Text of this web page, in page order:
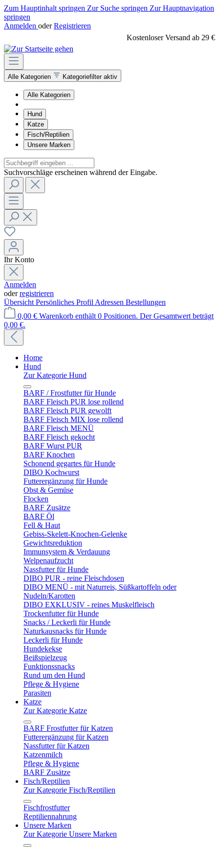
Zum Hauptinhalt springen Zur Suche springen Zur Hauptnavigation
springen
Anmelden oder Registrieren
Kostenloser Versand ab 29 €
Alle Kategorien Kategoriefilter aktiv
Alle Kategorien
Hund
Katze
Fisch/Reptilien
Unsere Marken
Suchvorschläge erscheinen während der Eingabe.
Ihr Konto
Anmelden
oderregistrieren
Übersicht Persönliches Profil Adressen Bestellungen
0,00 € Warenkorb enthält 0 Positionen. Der Gesamtwert beträgt
0,00 €.
Home
Hund
Zur Kategorie Hund
BARF / Frostfutter für Hunde
BARF Fleisch PUR lose rollend
BARF Fleisch PUR gewolft
BARF Fleisch MIX lose rollend
BARF Fleisch MENÜ
BARF Fleisch gekocht
BARF Wurst PUR
BARF Knochen
Schonend gegartes für Hunde
DIBO Kochwurst
Futterergänzung für Hunde
Obst & Gemüse
Flocken
BARF Zusätze
BARF Öl
Fell & Haut
Gebiss-Skelett-Knochen-Gelenke
Gewichtsreduktion
Immunsystem & Verdauung
Welpenaufzucht
Nassfutter für Hunde
DIBO PUR - reine Fleischdosen
DIBO MENÜ - mit Naturreis, Süßkartoffeln oder
Nudeln/Karotten
DIBO EXKLUSIV - reines Muskelfleisch
Trockenfutter für Hunde
Snacks / Leckerli für Hunde
Naturkausnacks für Hunde
Leckerli für Hunde
Hundekekse
Beißspielzeug
Funktionssnacks
Rund um den Hund
Pflege & Hygiene
Parasiten
Katze
Zur Kategorie Katze
BARF Frostfutter für Katzen
Futterergänzung für Katzen
Nassfutter für Katzen
Katzenmilch
Pflege & Hygiene
BARF Zusätze
Fisch/Reptilien
Zur Kategorie Fisch/Reptilien
Fischfrostfutter
Reptiliennahrung
Unsere Marken
Zur Kategorie Unsere Marken